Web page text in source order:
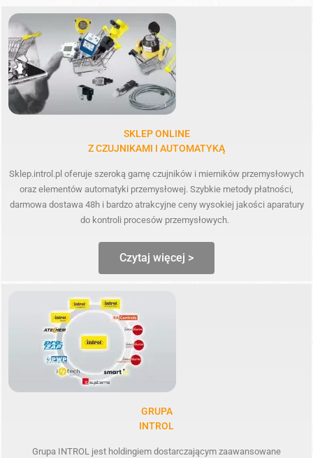
SKLEP ONLINE
Z CZUJNIKAMI I AUTOMATYKĄ
Sklep.introl.pl oferuje szeroką gamę czujników i mierników przemysłowych
oraz elementów automatyki przemysłowej. Szybkie metody płatności,
darmowa dostawa 48h i bardzo atrakcyjne ceny wysokiej jakości aparatury
do kontroli procesów przemysłowych.
Czytaj więcej >
GRUPA
INTROL
Grupa INTROL jest holdingiem dostarczającym zaawansowane